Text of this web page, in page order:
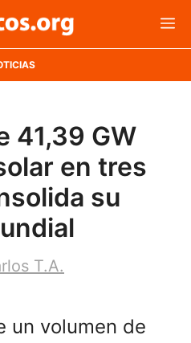
41,39 GW
en tres
su
T.A.
un volumen de